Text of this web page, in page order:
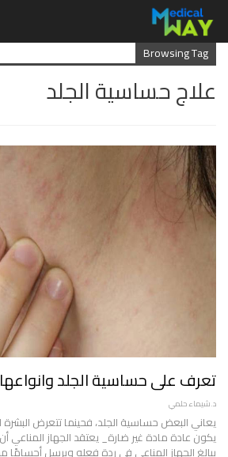
Browsing Tag
علاج حساسية الجلد
تعرف على حساسية الجلد
د.شيماء حلمي
يعاني البعض حساسية الجلد، فحينما تتعرض
يكون عادة مادة غير ضارة_ يعتقد الجهاز
يبالغ الجهاز المناعي في ردة فعله ويرسل